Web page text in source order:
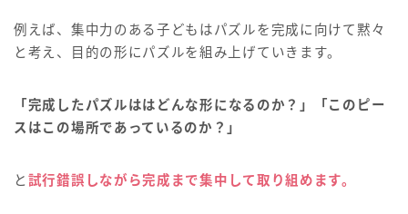
例えば、集中力のある子どもはパズルを完成に向けて黙々
と考え、目的の形にパズルを組み上げていきます。
「完成したパズルははどんな形になるのか？」「このピー
スはこの場所であっているのか？」
と 試行錯誤しながら完成まで集中して取り組めます。